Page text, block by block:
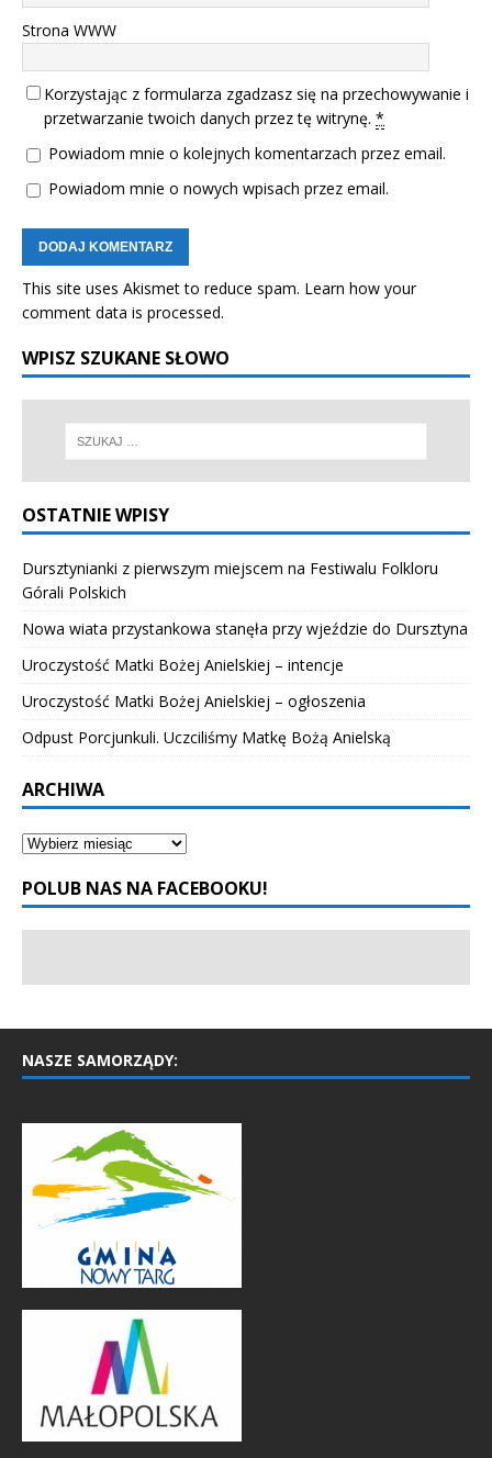
Strona WWW
Korzystając z formularza zgadzasz się na przechowywanie i
przetwarzanie twoich danych przez tę witrynę. *
Powiadom mnie o kolejnych komentarzach przez email.
Powiadom mnie o nowych wpisach przez email.
This site uses Akismet to reduce spam. Learn how your
comment data is processed.
WPISZ SZUKANE SŁOWO
OSTATNIE WPISY
Dursztynianki z pierwszym miejscem na Festiwalu Folkloru
Górali Polskich
Nowa wiata przystankowa stanęła przy wjeździe do Dursztyna
Uroczystość Matki Bożej Anielskiej – intencje
Uroczystość Matki Bożej Anielskiej – ogłoszenia
Odpust Porcjunkuli. Uczciliśmy Matkę Bożą Anielską
ARCHIWA
POLUB NAS NA FACEBOOKU!
NASZE SAMORZĄDY: